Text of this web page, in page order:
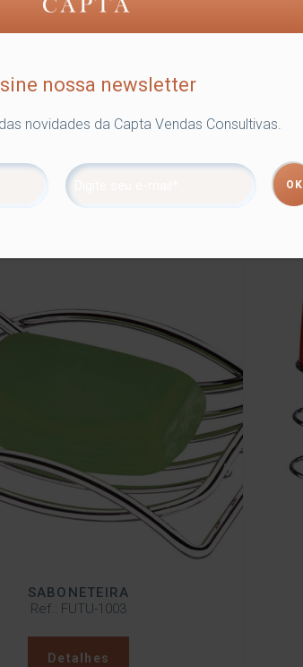
de produtos em espaços antes não
na cozinha, no quarto ou na despensa.
cobertura protetiva contra corrosão e
SABONETEIRA
Ref.: FUTU-1003
Detalhes
nossa newsletter
novidades da Capta Vendas Consultivas.